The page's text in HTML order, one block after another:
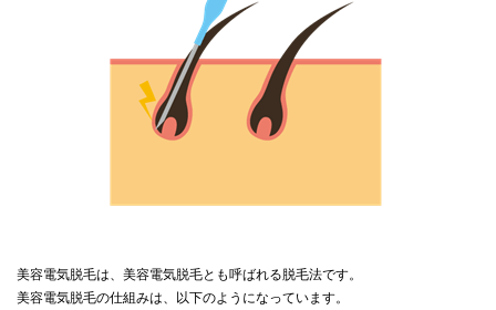
美容電気脱毛は、美容電気脱毛とも呼ばれる脱毛法です。
美容電気脱毛の仕組みは、以下のようになっています。